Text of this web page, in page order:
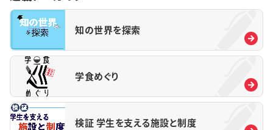
知の世界を探索
学食めぐり
検証 学生を支える施設と制度